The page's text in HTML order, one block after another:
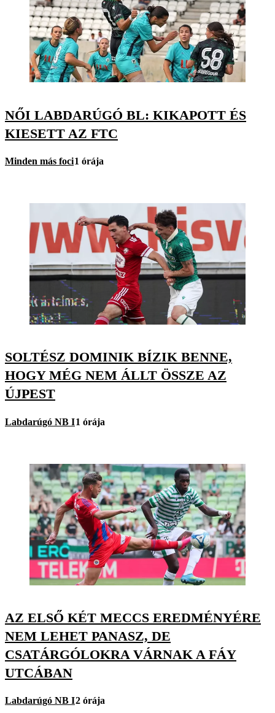
NŐI LABDARÚGÓ BL: KIKAPOTT ÉS
KIESETT AZ FTC
Minden más foci1 órája
SOLTÉSZ DOMINIK BÍZIK BENNE,
HOGY MÉG NEM ÁLLT ÖSSZE AZ
ÚJPEST
Labdarúgó NB I1 órája
AZ ELSŐ KÉT MECCS EREDMÉNYÉRE
NEM LEHET PANASZ, DE
CSATÁRGÓLOKRA VÁRNAK A FÁY
UTCÁBAN
Labdarúgó NB I2 órája